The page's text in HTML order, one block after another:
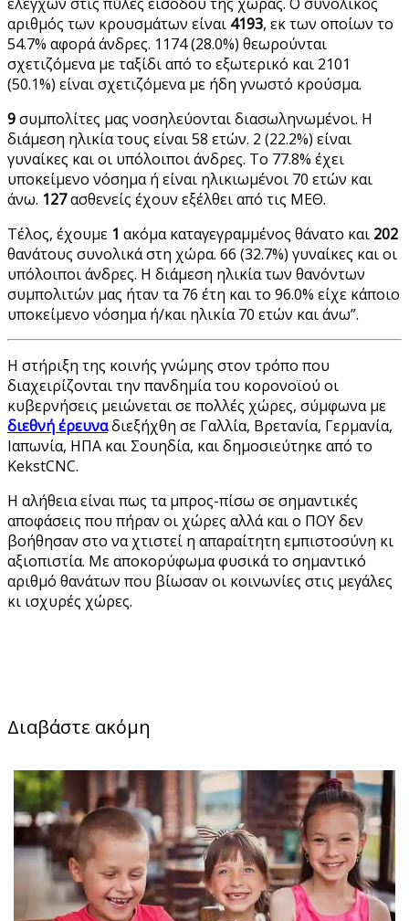
αριθμός των κρουσμάτων είναι 4193, εκ των οποίων το
54.7% αφορά άνδρες. 1174 (28.0%) θεωρούνται
σχετιζόμενα με ταξίδι από το εξωτερικό και 2101
(50.1%) είναι σχετιζόμενα με ήδη γνωστό κρούσμα.
9συμπολίτες μας νοσηλεύονται διασωληνωμένοι. Η
διάμεση ηλικία τους είναι 58 ετών. 2 (22.2%) είναι
γυναίκες και οι υπόλοιποι άνδρες. To 77.8% έχει
υποκείμενο νόσημα ή είναι ηλικιωμένοι 70 ετών και
άνω. 127ασθενείς έχουν εξέλθει από τις ΜΕΘ.
Τέλος, έχουμε 1 ακόμα καταγεγραμμένος θάνατο και 202
θανάτους συνολικά στη χώρα. 66 (32.7%) γυναίκες και οι
υπόλοιποι άνδρες. Η διάμεση ηλικία των θανόντων
συμπολιτών μας ήταν τα 76 έτη και το 96.0% είχε κάποιο
υποκείμενο νόσημα ή/και ηλικία 70 ετών και άνω”.
Η στήριξη της κοινής γνώμης στον τρόπο που
διαχειρίζονται την πανδημία του κορονοϊού οι
κυβερνήσεις μειώνεται σε πολλές χώρες, σύμφωνα με
διεθνή έρευναδιεξήχθη σε Γαλλία, Βρετανία, Γερμανία,
Ιαπωνία, ΗΠΑ και Σουηδία, και δημοσιεύτηκε από το
KekstCNC.
Η αλήθεια είναι πως τα μπρος-πίσω σε σημαντικές
αποφάσεις που πήραν οι χώρες αλλά και ο ΠΟΥ δεν
βοήθησαν στο να χτιστεί η απαραίτητη εμπιστοσύνη κι
αξιοπιστία. Με αποκορύφωμα φυσικά το σημαντικό
αριθμό θανάτων που βίωσαν οι κοινωνίες στις μεγάλες
κι ισχυρές χώρες.
Διαβάστε ακόμη